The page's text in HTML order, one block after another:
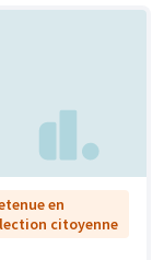
en
citoyenne